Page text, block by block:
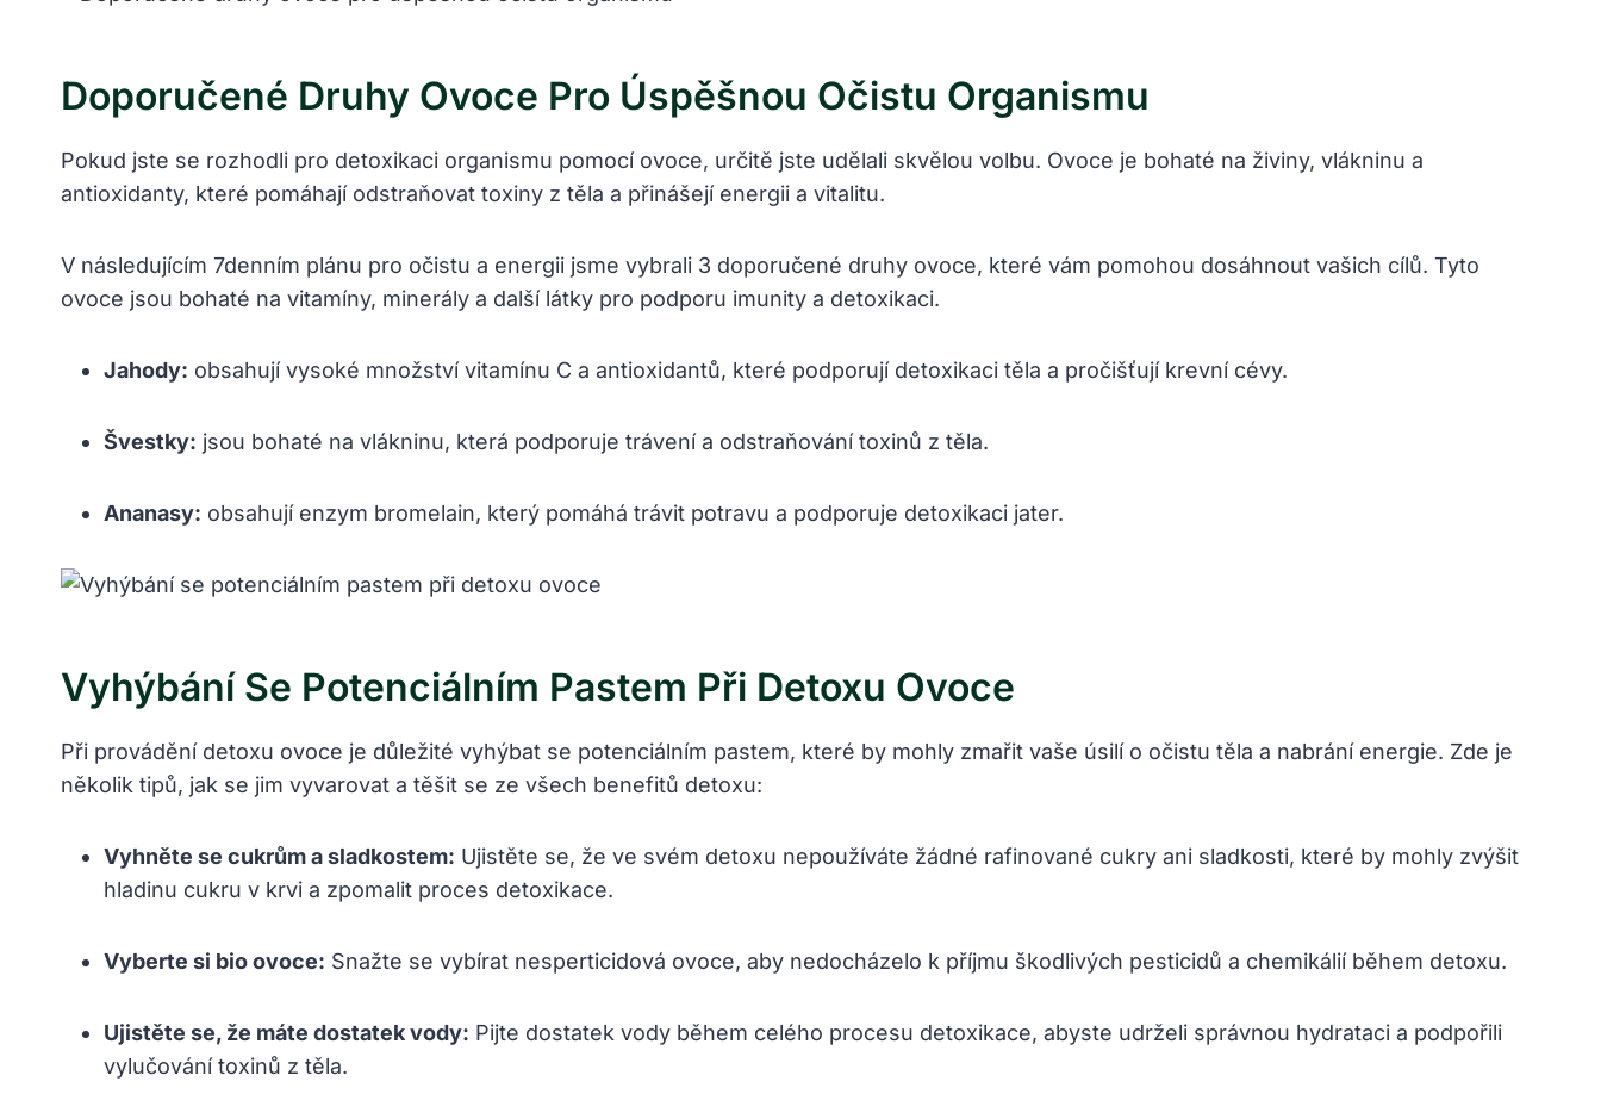
Doporučené Druhy Ovoce Pro Úspěšnou Očistu Organismu
Pokud jste se rozhodli pro detoxikaci organismu pomocí ovoce, určitě jste udělali skvělou volbu. Ovoce je bohaté na živiny, vlákninu a
antioxidanty, které pomáhají odstraňovat toxiny z těla a přinášejí energii a vitalitu.
V následujícím 7denním plánu pro očistu a energii jsme vybrali 3 doporučené druhy ovoce, které vám pomohou dosáhnout vašich cílů. Tyto
ovoce jsou bohaté na vitamíny, minerály a další látky pro podporu imunity a detoxikaci.
Jahody: obsahují vysoké množství vitamínu C a antioxidantů, které podporují detoxikaci těla a pročišťují krevní cévy.
Švestky: jsou bohaté na vlákninu, která podporuje trávení a odstraňování toxinů z těla.
Ananasy: obsahují enzym bromelain, který pomáhá trávit potravu a podporuje detoxikaci jater.
Vyhýbání Se Potenciálním Pastem Při Detoxu Ovoce
Při provádění detoxu ovoce je důležité vyhýbat se potenciálním pastem, které by mohly zmařit vaše úsilí o očistu těla a nabrání energie. Zde je
několik tipů, jak se jim vyvarovat a těšit se ze všech benefitů detoxu:
Vyhněte se cukrům a sladkostem: Ujistěte se, že ve svém detoxu nepoužíváte žádné rafinované cukry ani sladkosti, které by mohly zvýšit
hladinu cukru v krvi a zpomalit proces detoxikace.
Vyberte si bio ovoce: Snažte se vybírat nesperticidová ovoce, aby nedocházelo k příjmu škodlivých pesticidů a chemikálií během detoxu.
Ujistěte se, že máte dostatek vody: Pijte dostatek vody během celého procesu detoxikace, abyste udrželi správnou hydrataci a podpořili
vylučování toxinů z těla.